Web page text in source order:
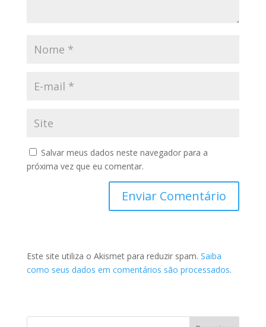
Salvar meus dados neste navegador para a
próxima vez que eu comentar.
Este site utiliza o Akismet para reduzir spam. Saiba
como seus dados em comentários são processados.